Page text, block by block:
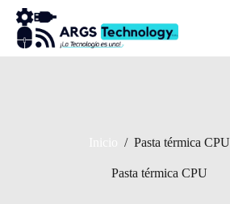
Saltar
contenido
/ Pasta térmica CPU
Pasta térmica CPU